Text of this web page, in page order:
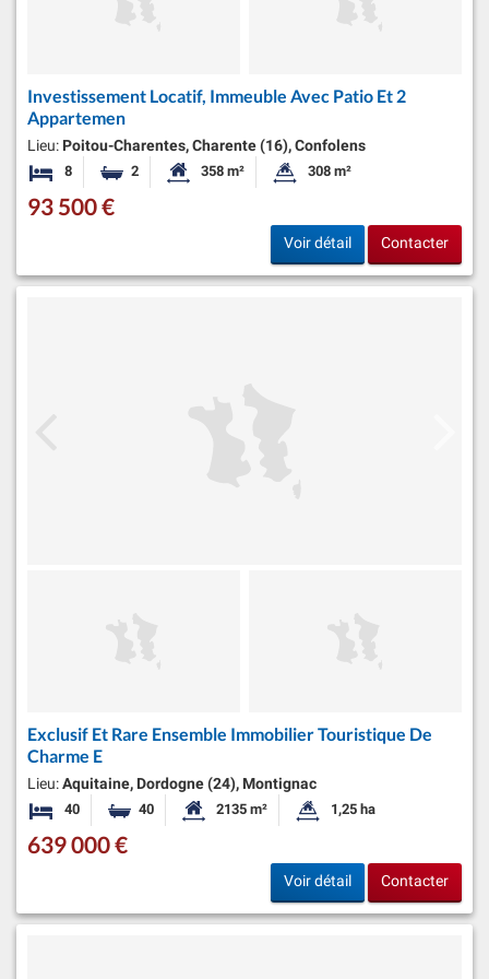
Investissement Locatif, Immeuble Avec Patio Et 2
Appartemen
Lieu: Poitou-Charentes, Charente (16), Confolens
8 Chambres
2 Salles de bainsSurface habitable:
358 m² Superficie du terrain:
308 m²
93 500 €
Voir détail Contacter
Exclusif Et Rare Ensemble Immobilier Touristique De
Charme E
Lieu:Aquitaine, Dordogne (24), Montignac
40 Chambres40 Salles de bainsSurface habitable:
2135 m² Superficie du terrain:
1,25 ha
639 000 €
Voir détail Contacter